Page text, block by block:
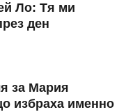
Ло: Тя ми
ден
за Мария
избраха именно